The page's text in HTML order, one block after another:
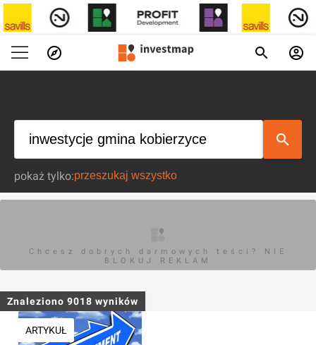
pokaż tylko:
Chcesz dobrych darmowych teści? NIE
BLOKUJ REKLAM
Znaleziono 9018 wyników
ARTYKUŁ